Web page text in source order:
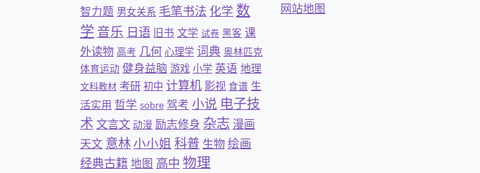
智力题 男女关系 毛笔书法 化学 数
学 音乐 日语 旧书 文学 试卷 黑客 课
外读物 高考 几何 心理学 词典 奥林匹克
体育运动 健身益脑 游戏 小学 英语 地理
文科教材 考研 初中 计算机 影视 食谱 生
活实用 哲学 sobre 驾考 小说 电子技
术 文言文 动漫 励志修身 杂志 漫画
天文 意林小小姐 科普 生物绘画
经典古籍地图 高中 物理
网站地图